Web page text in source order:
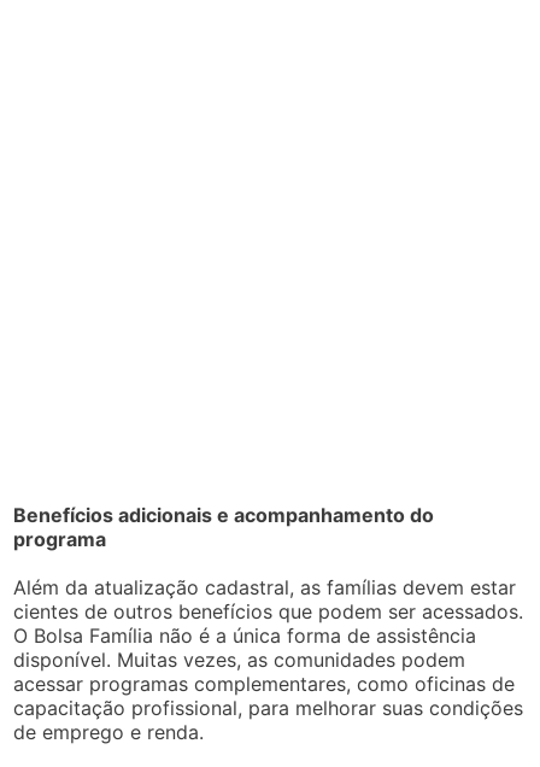
Benefícios adicionais e acompanhamento do
programa
Além da atualização cadastral, as famílias devem estar
cientes de outros benefícios que podem ser acessados.
O Bolsa Família não é a única forma de assistência
disponível. Muitas vezes, as comunidades podem
acessar programas complementares, como oficinas de
capacitação profissional, para melhorar suas condições
de emprego e renda.